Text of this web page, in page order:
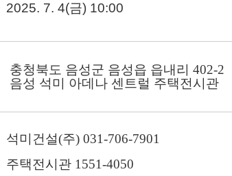
2025. 7. 4(금) 10:00
충청북도 음성군 음성읍 읍내리 402-2
음성 석미 아데나 센트럴 주택전시관
석미건설(주) 031-706-7901
주택전시관 1551-4050